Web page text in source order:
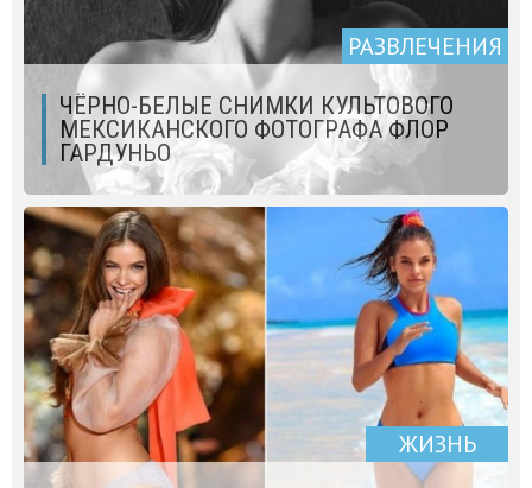
РАЗВЛЕЧЕНИЯ
ЧЁРНО-БЕЛЫЕ СНИМКИ КУЛЬТОВОГО
МЕКСИКАНСКОГО ФОТОГРАФА ФЛОР
ГАРДУНЬО
ЖИЗНЬ